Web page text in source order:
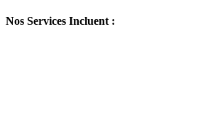
Nos Services Incluent :